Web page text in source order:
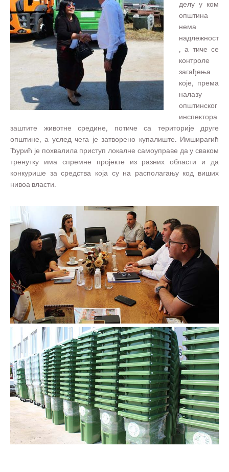
делу у ком
општина
нема
надлежност
, а тиче се
контроле
загађења
које, према
налазу
општинског
инспектора
заштите животне средине, потиче са територије друге
општине, а услед чега је затворено купалиште. Имширагић
Ђурић је похвалила приступ локалне самоуправе да у сваком
тренутку има спремне пројекте из разних области и да
конкурише за средства која су на располагању код виших
нивоа власти.